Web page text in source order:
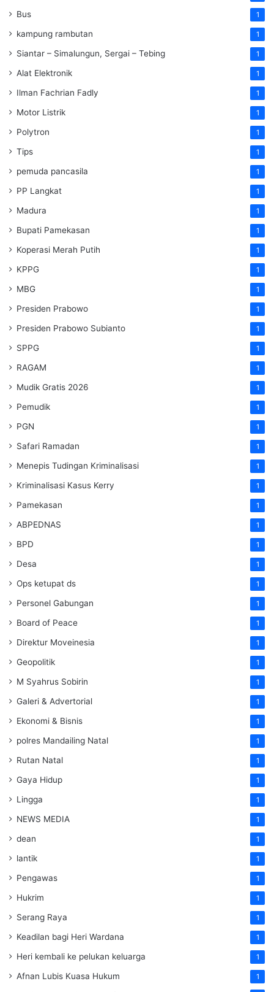
Bus 1
kampung rambutan 1
Siantar – Simalungun, Sergai – Tebing 1
Alat Elektronik 1
Ilman Fachrian Fadly 1
Motor Listrik 1
Polytron 1
Tips 1
pemuda pancasila 1
PP Langkat 1
Madura 1
Bupati Pamekasan 1
Koperasi Merah Putih 1
KPPG 1
MBG 1
Presiden Prabowo 1
Presiden Prabowo Subianto 1
SPPG 1
RAGAM 1
Mudik Gratis 2026 1
Pemudik 1
PGN 1
Safari Ramadan 1
Menepis Tudingan Kriminalisasi 1
Kriminalisasi Kasus Kerry 1
Pamekasan 1
ABPEDNAS 1
BPD 1
Desa 1
Ops ketupat ds 1
Personel Gabungan 1
Board of Peace 1
Direktur Moveinesia 1
Geopolitik 1
M Syahrus Sobirin 1
Galeri & Advertorial 1
Ekonomi & Bisnis 1
polres Mandailing Natal 1
Rutan Natal 1
Gaya Hidup 1
Lingga 1
NEWS MEDIA 1
dean 1
lantik 1
Pengawas 1
Hukrim 1
Serang Raya 1
Keadilan bagi Heri Wardana 1
Heri kembali ke pelukan keluarga 1
Afnan Lubis Kuasa Hukum 1